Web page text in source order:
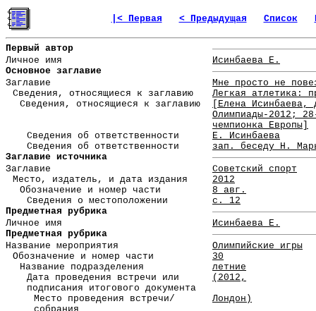
|< Первая < Предыдущая Список
Первый автор
Личное имя
Исинбаева Е.
Основное заглавие
Заглавие
Мне просто не
Сведения, относящиеся к заглавию
Легкая атлетика:
Сведения, относящиеся к заглавию
[Елена
Олимпиады-2012;
чемпионка Европы]
Сведения об ответственности
Е. Исинбаева
Сведения об ответственности
зап. беседу Н.
Заглавие источника
Заглавие
Советский спорт
Место, издатель, и дата издания
2012
Обозначение и номер части
8 авг.
Сведения о местоположении
с. 12
Предметная рубрика
Личное имя
Исинбаева Е.
Предметная рубрика
Название мероприятия
Олимпийские игры
Обозначение и номер части
30
Название подразделения
летние
Дата проведения встречи или
подписания итогового документа
(2012,
Место проведения встречи/
Лондон)